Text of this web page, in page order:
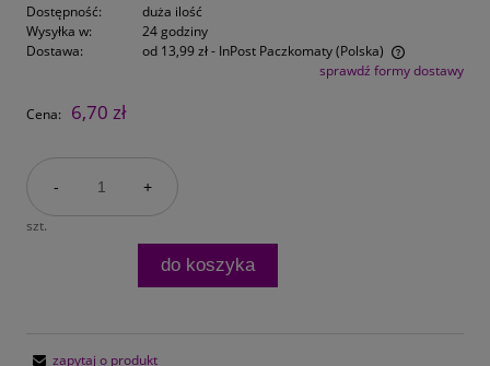
Dostępność:
duża ilość
Wysyłka w:
24 godziny
Dostawa:
od 13,99 zł- InPost Paczkomaty(Polska)
Cena nie zawiera ewentualnych kosztów płatnościsprawdź formy dostawy
Cena: 6,70 zł
- +
szt.
do koszyka
zapytaj o produkt